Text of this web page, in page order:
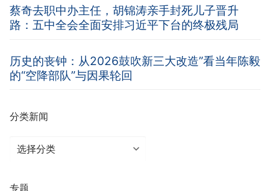
蔡奇去职中办主任，胡锦涛亲手封死儿子晋升
路：五中全会全面安排习近平下台的终极残局
历史的丧钟：从2026鼓吹新三大改造”看当年陈毅
的“空降部队”与因果轮回
分类新闻
分
闻
专题